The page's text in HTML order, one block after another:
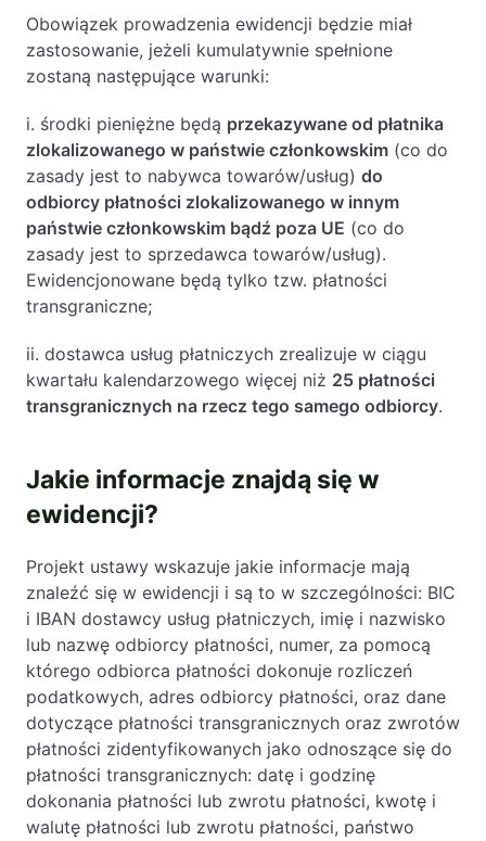
Obowiązek prowadzenia ewidencji będzie miał
zastosowanie, jeżeli kumulatywnie spełnione
zostaną następujące warunki:
i. środki pieniężne będą przekazywane od płatnika
zlokalizowanego w państwie członkowskim (co do
zasady jest to nabywca towarów/usług) do
odbiorcy płatności zlokalizowanego w innym
państwie członkowskim bądź poza UE (co do
zasady jest to sprzedawca towarów/usług).
Ewidencjonowane będą tylko tzw. płatności
transgraniczne;
ii. dostawca usług płatniczych zrealizuje w ciągu
kwartału kalendarzowego więcej niż 25 płatności
transgranicznych na rzecz tego samego odbiorcy.
Jakie informacje znajdą się w
ewidencji?
Projekt ustawy wskazuje jakie informacje mają
znaleźć się w ewidencji i są to w szczególności: BIC
i IBAN dostawcy usług płatniczych, imię i nazwisko
lub nazwę odbiorcy płatności, numer, za pomocą
którego odbiorca płatności dokonuje rozliczeń
podatkowych, adres odbiorcy płatności, oraz dane
dotyczące płatności transgranicznych oraz zwrotów
płatności zidentyfikowanych jako odnoszące się do
płatności transgranicznych: datę i godzinę
dokonania płatności lub zwrotu płatności, kwotę i
walutę płatności lub zwrotu płatności, państwo